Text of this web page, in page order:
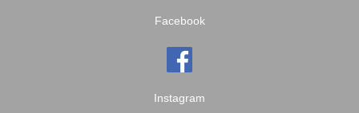
Facebook
Instagram